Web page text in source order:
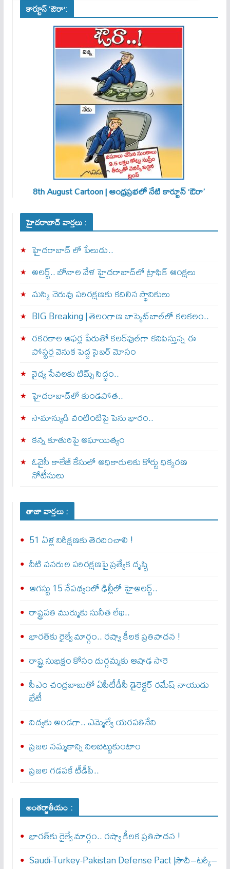
కార్టూన్ ‘ఔరా’:
8th August Cartoon | ఆంధ్రప్రభలో నేటి కార్టూన్ ‘ఔరా’
హైదరాబాద్ వార్తలు :
హైదరాబాద్ లో పేలుడు..
అలర్ట్‌.. బోనాల వేళ హైదరాబాద్‌లో ట్రాఫిక్‌ ఆంక్షలు
మస్కి చెరువు పరిరక్షణకు కదిలిన స్థానికులు
BIG Breaking | తెలంగాణ బాస్కెట్‌బాల్‌లో కలకలం..
రకరకాల ఆఫర్ల పేరుతో కలర్‌ఫుల్‌గా కనిపిస్తున్న ఈ
పోస్టర్ల వెనుక పెద్ద సైబర్ మోసం
వైద్య సేవలకు టిమ్స్‌ సిద్ధం..
హైదరాబాద్‌లో కుండపోత..
సామాన్యుడి వంటింటిపై పెను భారం..
కన్న కూతురిపై అఘాయిత్యం
ఓవైసీ కాలేజీ కేసులో అధికారులకు కోర్టు ధిక్కరణ
నోటీసులు
తాజా వార్తలు :
51 ఏళ్ల నిరీక్షణకు తెరదించాలి !
నీటి వనరుల పరిరక్షణపై ప్రత్యేక దృష్టి
ఆగస్టు 15 నేపథ్యంలో ఢిల్లీలో హైఅలర్ట్..
రాష్ట్రపతి ముర్ముకు సునీత లేఖ..
భారత్‌కు రైల్వే మార్గం.. రష్యా కీలక ప్రతిపాదన !
రాష్ట్ర సుభిక్షం కోసం దుర్గమ్మకు ఆషాఢ సారె
సీఎం చంద్రబాబుతో ఏపీటీడీసీ డైరెక్టర్‌ రమేష్‌ నాయుడు
భేటీ
విద్యకు అండగా.. ఎమ్మెల్యే యరపతినేని
ప్రజల నమ్మకాన్ని నిలబెట్టుకుంటాం
ప్రజల గడపకే టీడీపీ..
అంతర్జాతీయం :
భారత్‌కు రైల్వే మార్గం.. రష్యా కీలక ప్రతిపాదన !
Saudi-Turkey-Pakistan Defense Pact |సౌదీ–టర్కీ–